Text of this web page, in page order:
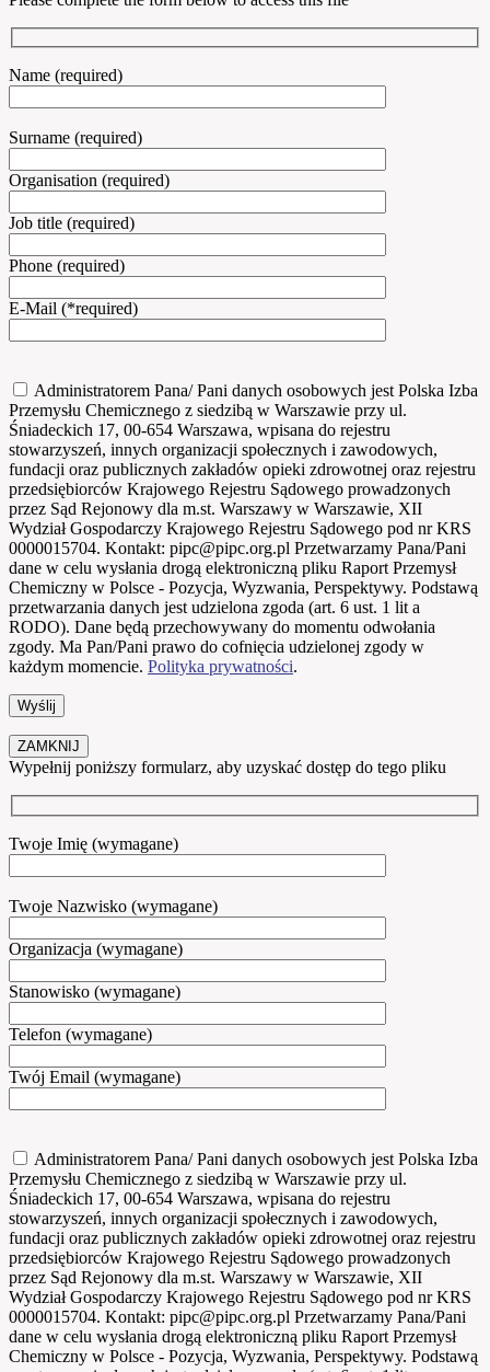
Name (required)
Surname (required)
Organisation (required)
Job title (required)
Phone (required)
E-Mail (*required)
Administratorem Pana/ Pani danych osobowych jest Polska Izba
Przemysłu Chemicznego z siedzibą w Warszawie przy ul.
Śniadeckich 17, 00-654 Warszawa, wpisana do rejestru
stowarzyszeń, innych organizacji społecznych i zawodowych,
fundacji oraz publicznych zakładów opieki zdrowotnej oraz rejestru
przedsiębiorców Krajowego Rejestru Sądowego prowadzonych
przez Sąd Rejonowy dla m.st. Warszawy w Warszawie, XII
Wydział Gospodarczy Krajowego Rejestru Sądowego pod nr KRS
0000015704. Kontakt: pipc@pipc.org.pl Przetwarzamy Pana/Pani
dane w celu wysłania drogą elektroniczną pliku Raport Przemysł
Chemiczny w Polsce - Pozycja, Wyzwania, Perspektywy. Podstawą
przetwarzania danych jest udzielona zgoda (art. 6 ust. 1 lit a
RODO). Dane będą przechowywany do momentu odwołania
zgody. Ma Pan/Pani prawo do cofnięcia udzielonej zgody w
każdym momencie. Polityka prywatności.
ZAMKNIJ
Wypełnij poniższy formularz, aby uzyskać dostęp do tego pliku
Twoje Imię (wymagane)
Twoje Nazwisko (wymagane)
Organizacja (wymagane)
Stanowisko (wymagane)
Telefon (wymagane)
Twój Email (wymagane)
Administratorem Pana/ Pani danych osobowych jest Polska Izba
Przemysłu Chemicznego z siedzibą w Warszawie przy ul.
Śniadeckich 17, 00-654 Warszawa, wpisana do rejestru
stowarzyszeń, innych organizacji społecznych i zawodowych,
fundacji oraz publicznych zakładów opieki zdrowotnej oraz rejestru
przedsiębiorców Krajowego Rejestru Sądowego prowadzonych
przez Sąd Rejonowy dla m.st. Warszawy w Warszawie, XII
Wydział Gospodarczy Krajowego Rejestru Sądowego pod nr KRS
0000015704. Kontakt: pipc@pipc.org.pl Przetwarzamy Pana/Pani
dane w celu wysłania drogą elektroniczną pliku Raport Przemysł
Chemiczny w Polsce - Pozycja, Wyzwania, Perspektywy. Podstawą